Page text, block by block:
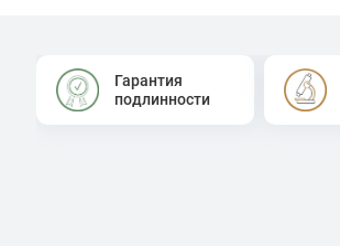
Гарантия
подлинности